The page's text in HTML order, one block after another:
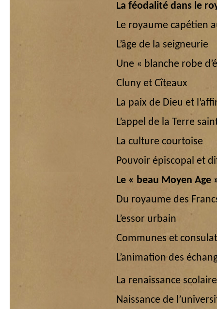
La féodalité dans le
Le royaume capétien
L’âge de la seigneurie
Une « blanche robe
Cluny et Cîteaux
La paix de Dieu et
L’appel de la Terre
La culture courtoise
Pouvoir épiscopal et
Le « beau Moyen Age
Du royaume des
L’essor urbain
Communes et
L’animation des
La renaissance
Naissance de